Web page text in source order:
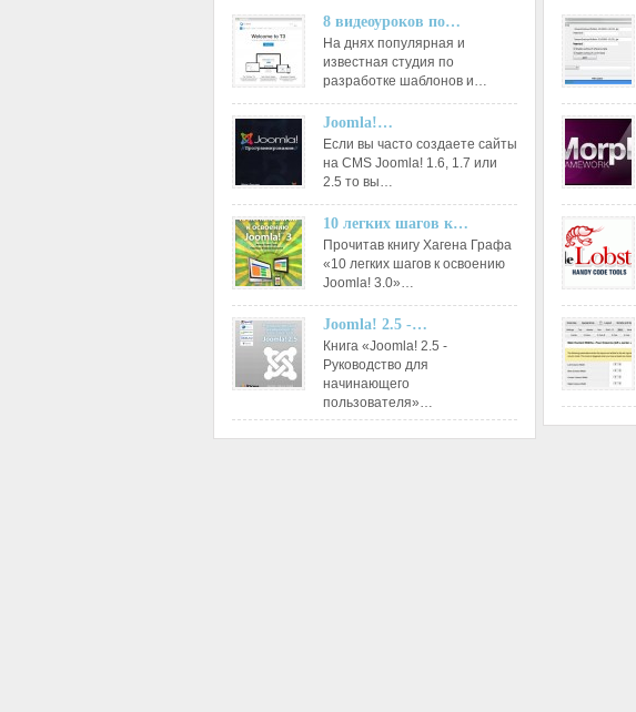
8 видеоуроков по…
На днях популярная и
известная студия по
разработке шаблонов и…
Joomla!…
Если вы часто создаете сайты
на CMS Joomla! 1.6, 1.7 или
2.5 то вы…
10 легких шагов к…
Прочитав книгу Хагена Графа
«10 легких шагов к освоению
Joomla! 3.0»…
Joomla! 2.5 -…
Книга «Joomla! 2.5 -
Руководство для
начинающего
пользователя»…